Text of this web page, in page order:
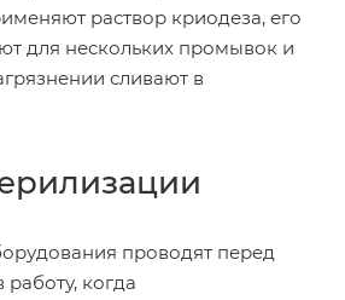
раствор криодеза, его
для нескольких промывок и
сливают в
проводят перед
когда